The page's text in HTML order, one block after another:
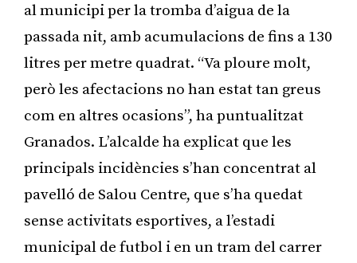
al municipi per la tromba d’aigua de la
passada nit, amb acumulacions de fins a 130
litres per metre quadrat. “Va ploure molt,
però les afectacions no han estat tan greus
com en altres ocasions”, ha puntualitzat
Granados. L’alcalde ha explicat que les
principals incidències s’han concentrat al
pavelló de Salou Centre, que s’ha quedat
sense activitats esportives, a l’estadi
municipal de futbol i en un tram del carrer